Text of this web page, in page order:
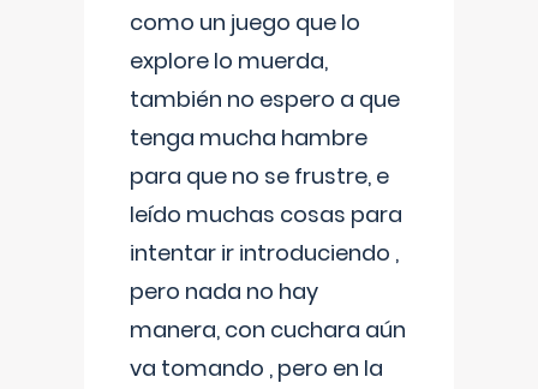
como un juego que lo
explore lo muerda,
también no espero a que
tenga mucha hambre
para que no se frustre, e
leído muchas cosas para
intentar ir introduciendo ,
pero nada no hay
manera, con cuchara aún
va tomando , pero en la